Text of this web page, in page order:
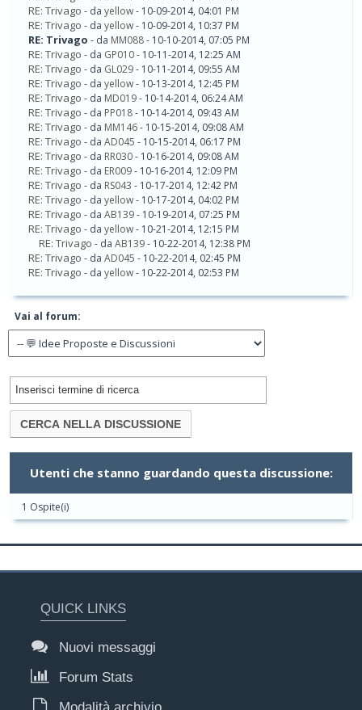
RE: Trivago - da yellow- 10-09-2014, 04:01 PM
RE: Trivago - da yellow- 10-09-2014, 10:37 PM
RE: Trivago - da MM088- 10-10-2014, 07:05 PM
RE: Trivago - da GP010- 10-11-2014, 12:25 AM
RE: Trivago - da GL029- 10-11-2014, 09:55 AM
RE: Trivago - da yellow- 10-13-2014, 12:45 PM
RE: Trivago - da MD019- 10-14-2014, 06:24 AM
RE: Trivago - da PP018- 10-14-2014, 09:43 AM
RE: Trivago - da MM146- 10-15-2014, 09:08 AM
RE: Trivago - da AD045 - 10-15-2014, 06:17 PM
RE: Trivago - da RR030- 10-16-2014, 09:08 AM
RE: Trivago - da ER009- 10-16-2014, 12:09 PM
RE: Trivago - da RS043 - 10-17-2014, 12:42 PM
RE: Trivago - da yellow- 10-17-2014, 04:02 PM
RE: Trivago - da AB139- 10-19-2014, 07:25 PM
RE: Trivago - da yellow- 10-21-2014, 12:15 PM
RE: Trivago - da AB139- 10-22-2014, 12:38 PM
RE: Trivago - da AD045 - 10-22-2014, 02:45 PM
RE: Trivago - da yellow- 10-22-2014, 02:53 PM
Vai al forum:
Utenti che stanno guardando questa discussione:
1 Ospite(i)
QUICK LINKS
Nuovi messaggi
Forum Stats